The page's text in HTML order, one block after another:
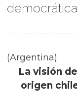
(Argentina)
La visión
origen